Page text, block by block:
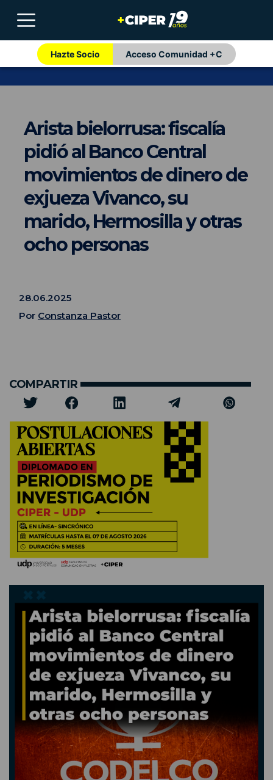
Hazte Socio Acceso Comunidad +C
Arista bielorrusa: fiscalía
pidió al Banco Central
movimientos de dinero de
exjueza Vivanco, su
marido, Hermosilla y otras
ocho personas
28.06.2025
Por Constanza Pastor
COMPARTIR